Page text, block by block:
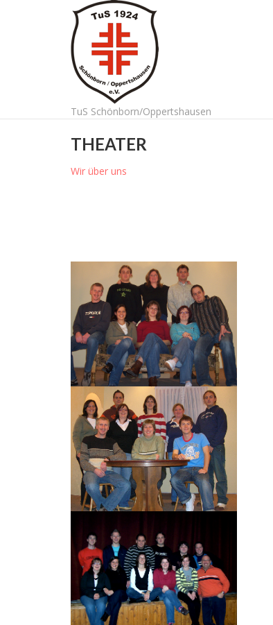
TuS Schönborn/Oppertshausen
THEATER
Wir über uns